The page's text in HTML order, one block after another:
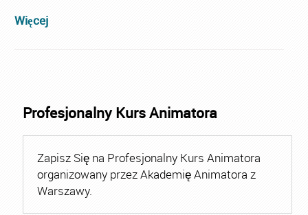
Więcej
Profesjonalny Kurs Animatora
Zapisz Się na Profesjonalny Kurs Animatora
organizowany przez Akademię Animatora z
Warszawy.